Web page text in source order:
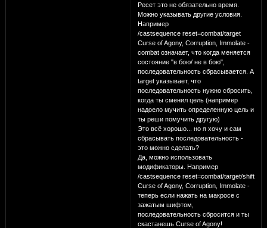
Ресет это не обязательно время.
Можно указывать другие условия.
Например
/castsequence reset=combat/target
Curse of Agony, Corruption, Immolate -
combat означает, что когда меняется
состояние "в бою/ не в бою",
последовательность сбрасывается. А
target указывает, что
последовательность нужно сбросить,
когда ты сменил цель (например
надоело мучить определенную цель и
ты реши помучить другую)
Это всё хорошо... но я хочу и сам
сбрасывать последовательность -
это можно сделать?
Да, можно использовать
модификаторы. Например
/castsequence reset=combat/target/shift
Curse of Agony, Corruption, Immolate -
теперь если нажать на макросе с
зажатым шифтом,
последовательность сбросится и ты
скастанешь Curse of Agony!